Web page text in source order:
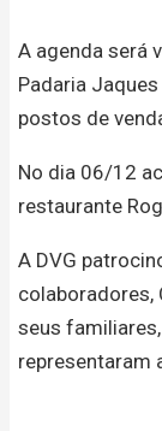
A agenda será
Padaria
postos de
No dia 06/12
restaurante
A DVG
colaboradores,
seus
representaram